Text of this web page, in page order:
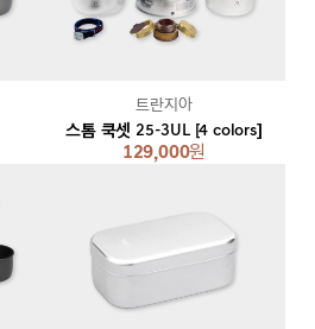
스톰 쿡셋 25-3UL [4 colors]
129,000원
트란지아